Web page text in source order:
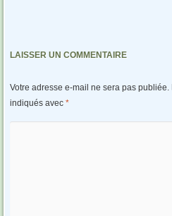
LAISSER UN COMMENTAIRE
Votre adresse e-mail ne sera pas publiée.
indiqués avec *